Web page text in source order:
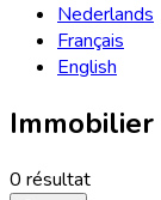
Nederlands
Français
English
0 résultat